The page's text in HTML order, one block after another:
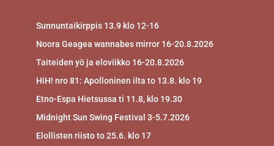
Sunnuntaikirppis 13.9 klo 12-16
Noora Geagea wannabes mirror 16-20.8.2026
Taiteiden yö ja eloviikko 16-20.8.2026
HiH! nro 81: Apolloninen ilta to 13.8. klo 19
Etno-Espa Hietsussa ti 11.8, klo 19.30
Midnight Sun Swing Festival 3-5.7.2026
Elollisten riisto to 25.6. klo 17